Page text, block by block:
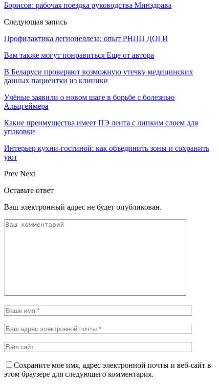
Борисов: рабочая поездка руководства Минздрава
Следующая запись
Профилактика легионеллеза: опыт РНПЦ ДОГИ
Вам также могут понравиться Еще от автора
В Беларуси проверяют возможную утечку медицинских
данных пациентки из клиники
Учёные заявили о новом шаге в борьбе с болезнью
Альцгеймера
Какие преимущества имеет ПЭ лента с липким слоем для
упаковки
Интерьер кухни-гостиной: как объединить зоны и сохранить
уют
Prev Next
Оставьте ответ
Ваш электронный адрес не будет опубликован.
Сохраните мое имя, адрес электронной почты и веб-сайт в
этом браузере для следующего комментария.